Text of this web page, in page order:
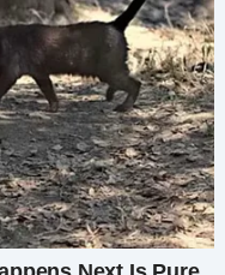
пыталась снова
меня появились
в свет,
которой
роль жены и
Он говорил
домой вечером и